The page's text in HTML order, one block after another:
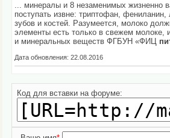
... минералы и 8 незаменимых жизненно
поступать извне: триптофан,
зубов и костей. Разумеется, молоко
элементы есть только в свежем
и минеральных веществ ФГБУН «ФИЦ
Дата обновления: 22.08.2016
Код для вставки на форуме: